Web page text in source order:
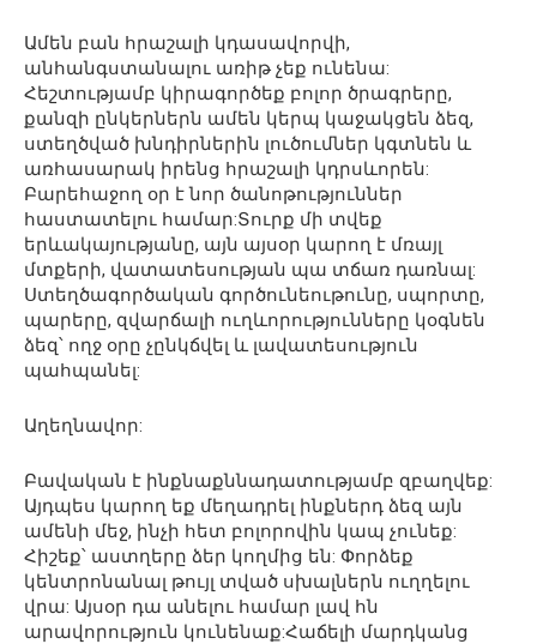
Ամեն բան հրաշալի կդասավորվի,
անհանգստանալու առիթ չեք ունենա:
Հեշտությամբ կիրագործեք բոլոր ծրագրերը,
քանզի ընկերներն ամեն կերպ կաջակցեն ձեզ,
ստեղծված խնդիրներին լուծումներ կգտնեն և
առհասարակ իրենց հրաշալի կդրսևորեն:
Բարեհաջող օր է նոր ծանոթություններ
հաստատելու համար:Տուրք մի տվեք
երևակայությանը, այն այսօր կարող է մռայլ
մտքերի, վատատեսության պա տճառ դառնալ:
Ստեղծագործական գործունեութունը, սպորտը,
պարերը, զվարճալի ուղևորությունները կօգնեն
ձեզ՝ ողջ օրը չընկճվել և լավատեսություն
պահպանել:
Աղեղնավոր:
Բավական է ինքնաքննադատությամբ զբաղվեք:
Այդպես կարող եք մեղադրել ինքներդ ձեզ այն
ամենի մեջ, ինչի հետ բոլորովին կապ չունեք:
Հիշեք՝ աստղերը ձեր կողմից են: Փորձեք
կենտրոնանալ թույլ տված սխալներն ուղղելու
վրա: Այսօր դա անելու համար լավ հն
արավորություն կունենաք:Հաճելի մարդկանց